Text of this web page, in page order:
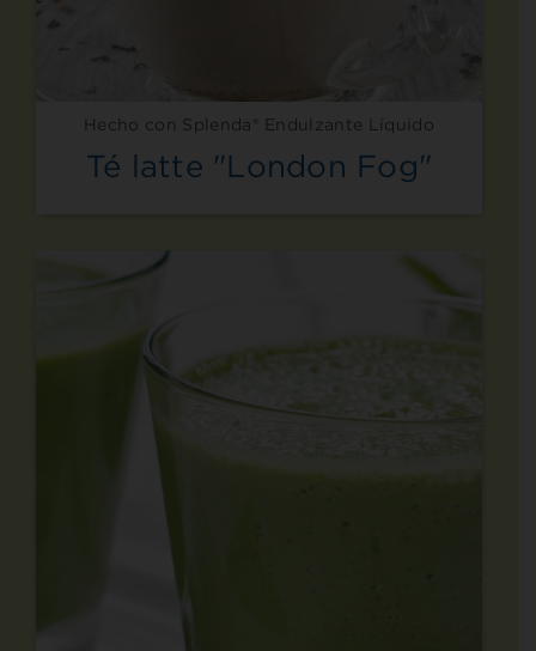
Hecho con Splenda® Endulzante Líquido
Té latte "London Fog"